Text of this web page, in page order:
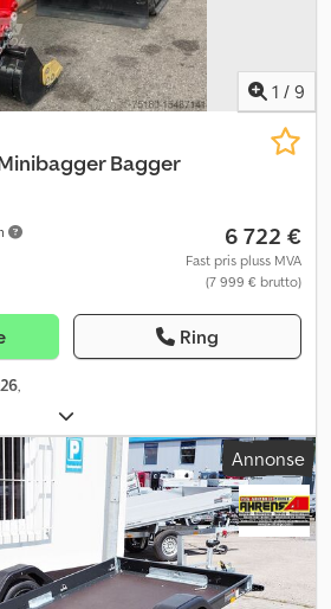
1 / 9
Bagger
6 722 €
Fast pris pluss MVA
(7 999 € brutto)
Ring
,
Annonse